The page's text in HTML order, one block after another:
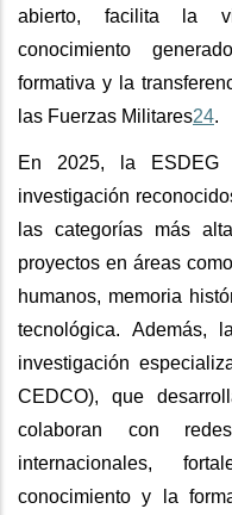
abierto, facilita la
conocimiento
formativa y la
las Fuerzas Militares24.
En 2025, la ESDEG
investigación
las categorías más
proyectos en áreas
humanos, memoria
tecnológica. Además,
investigación
CEDCO), que
colaboran con
internacionales,
conocimiento y la